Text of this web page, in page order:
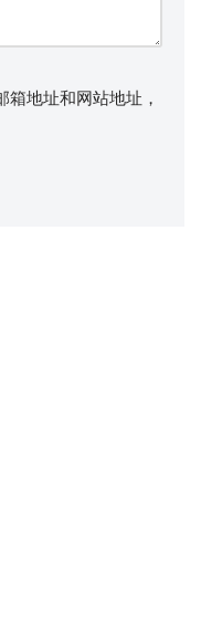
地址和网站地址，